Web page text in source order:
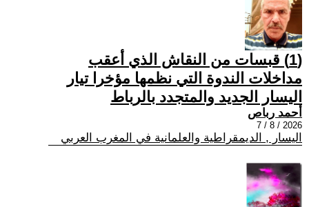
(1) قبسات من النقاش الذي أعقب
مداخلات الندوة التي نظمها مؤخرا تيار
اليسار الجديد والمتجدد بالرباط
أحمد رباص
2026 / 8 / 7
اليسار , الديمقراطية والعلمانية في المغرب العربي